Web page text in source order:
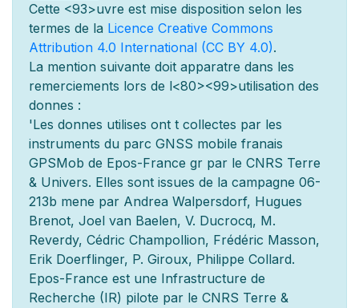
Cette <93>uvre est mise disposition selon les
termes de la Licence Creative Commons
Attribution 4.0 International (CC BY 4.0).
La mention suivante doit apparatre dans les
remerciements lors de l<80><99>utilisation des
donnes :
'Les donnes utilises ont t collectes par les
instruments du parc GNSS mobile franais
GPSMob de Epos-France gr par le CNRS Terre
& Univers. Elles sont issues de la campagne 06-
213b mene par Andrea Walpersdorf, Hugues
Brenot, Joel van Baelen, V. Ducrocq, M.
Reverdy, Cédric Champollion, Frédéric Masson,
Erik Doerflinger, P. Giroux, Philippe Collard.
Epos-France est une Infrastructure de
Recherche (IR) pilote par le CNRS Terre &